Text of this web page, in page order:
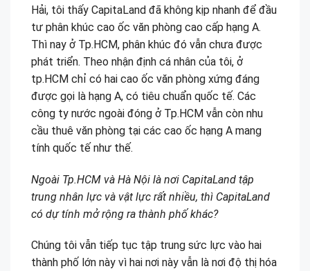
Hải, tôi thấy CapitaLand đã không kịp nhanh để đầu
tư phân khúc cao ốc văn phòng cao cấp hạng A.
Thì nay ở Tp.HCM, phân khúc đó vẫn chưa được
phát triển. Theo nhận định cá nhân của tôi, ở
tp.HCM chỉ có hai cao ốc văn phòng xứng đáng
được gọi là hạng A, có tiêu chuẩn quốc tế. Các
công ty nước ngoài đóng ở Tp.HCM vẫn còn nhu
cầu thuê văn phòng tại các cao ốc hạng A mang
tính quốc tế như thế.
Ngoài Tp.HCM và Hà Nội là nơi CapitaLand tập
trung nhân lực và vật lực rất nhiều, thì CapitaLand
có dự tính mở rộng ra thành phố khác?
Chúng tôi vẫn tiếp tục tập trung sức lực vào hai
thành phố lớn này vì hai nơi này vẫn là nơi độ thị hóa